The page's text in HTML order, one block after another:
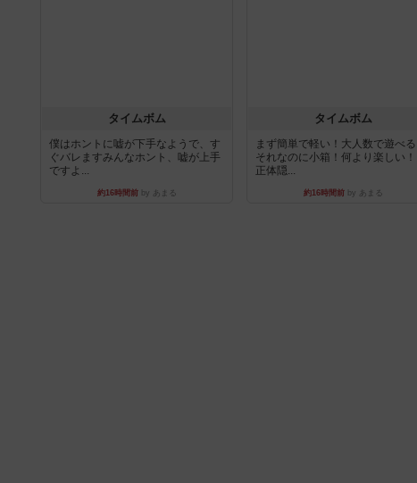
タイムボム
僕はホントに嘘が下手なようで、す
ぐバレますみんなホント、嘘が上手
ですよ...
約16時間前by あまる
タイムボム
まず簡単で軽い！大人数で遊べる
それなのに小箱！何より楽しい！
正体隠...
約16時間前by あまる